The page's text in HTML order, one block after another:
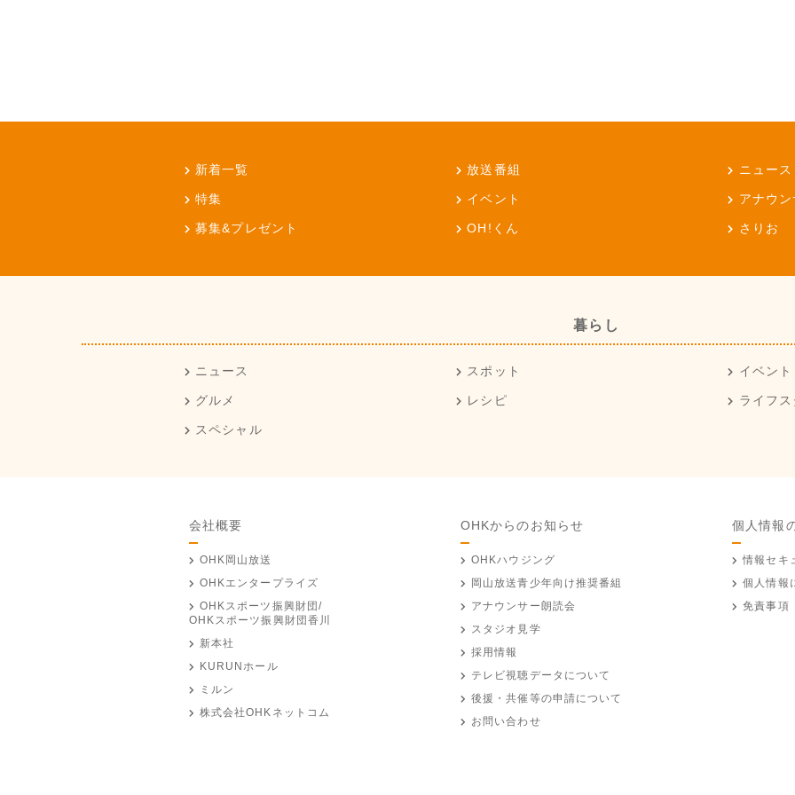
新着一覧 放送番組 ニュース
特集 イベント アナウ
募集&プレゼント OH!くん さりお
暮らし
ニュース スポット イベント
グルメ レシピ ライフ
スペシャル
会社概要
OHK岡山放送
OHKエンタープライズ
OHKスポーツ振興財団/
OHKスポーツ振興財団香川
新本社
KURUNホール
ミルン
株式会社OHKネットコム
OHKからのお知らせ
OHKハウジング
岡山放送青少年向け推奨番組
アナウンサー朗読会
スタジオ見学
採用情報
テレビ視聴データについて
後援・共催等の申請について
お問い合わせ
個人情報
情報セキ
個人情報
免責事項